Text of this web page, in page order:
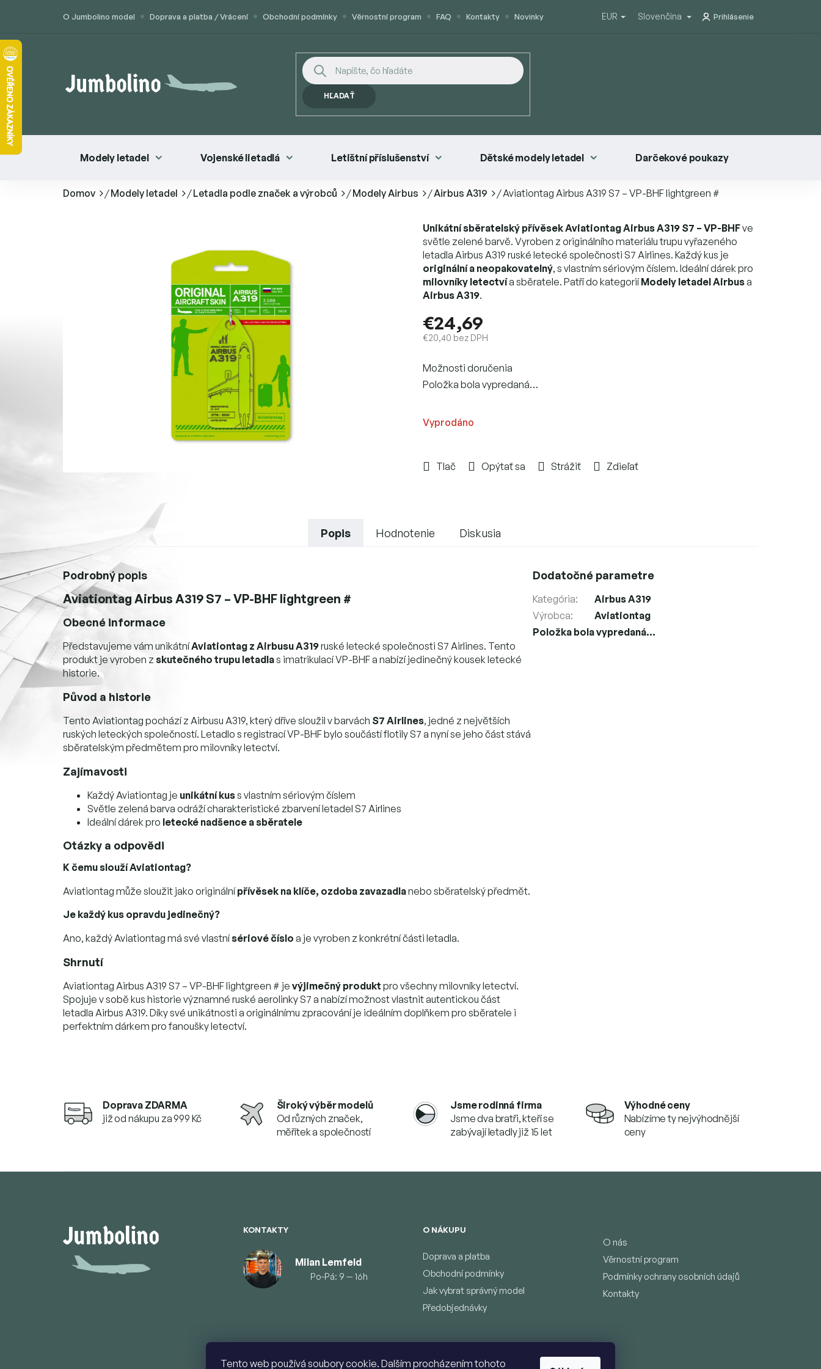
Tento web používá soubory cookie. Dalším procházením tohoto
O Jumbolino model Doprava a platba / Vrácení Obchodní podmínky Věrnostní program FAQ Kontakty Novinky EUR Slovenčina Prihlásenie
HĽADAŤ
Modely letadel Vojenské lietadlá Letištní příslušenství Dětské modely letadel Darčekové poukazy
Domov /Modely letadel /Letadla podle značek a výrobců /Modely Airbus /Airbus A319 /Aviationtag Airbus A319 S7 – VP-BHF lightgreen #
€24,69
€20,40 bez DPH
cena:
Vyprodáno
Možnosti doručenia
Položka bola vypredaná…
Unikátní sběratelský přívěsek Aviationtag Airbus A319 S7 – VP-BHFve
světle zelené barvě. Vyroben z originálního materiálu trupu vyřazeného
letadla Airbus A319 ruské letecké společnosti S7 Airlines. Každý kus je
originální a neopakovatelný, s vlastním sériovým číslem. Ideální dárek pro
milovníky letectvía sběratele. Patří do kategoriíModely letadel Airbusa
Airbus A319.
Tlač Opýtať sa Strážiť Zdieľať
Doprava ZDARMA
již od nákupu za 999 Kč
Široký výběr modelů
Od různých značek,
měřítek a společností
Jsme rodinná firma
Jsme dva bratři, kteří se
zabývají letadly již 15 let
Výhodné ceny
Nabízíme ty nejvýhodnější
ceny
Popis Hodnotenie Diskusia
Podrobný popis
Aviationtag Airbus A319 S7 – VP-BHF lightgreen #
Obecné informace
Představujeme vám unikátníAviationtag z Airbusu A319ruské letecké společnosti S7 Airlines. Tento
produkt je vyroben z skutečného trupu letadlas imatrikulací VP-BHF a nabízí jedinečný kousek letecké
historie.
Původ a historie
Tento Aviationtag pochází z Airbusu A319, který dříve sloužil v barvách S7 Airlines, jedné z největších
ruských leteckých společností. Letadlo s registrací VP-BHF bylo součástí flotily S7 a nyní se jeho část stává
sběratelským předmětem pro milovníky letectví.
Zajímavosti
Každý Aviationtag je unikátní kuss vlastním sériovým číslem
Světle zelená barva odráží charakteristické zbarvení letadel S7 Airlines
Ideální dárek pro letecké nadšence a sběratele
Otázky a odpovědi
K čemu slouží Aviationtag?
Aviationtag může sloužit jako originálnípřívěsek na klíče, ozdoba zavazadlanebo sběratelský předmět.
Je každý kus opravdu jedinečný?
Ano, každý Aviationtag má své vlastnísériové číslo a je vyroben z konkrétní části letadla.
Shrnutí
Aviationtag Airbus A319 S7 – VP-BHF lightgreen # je výjimečný produkt pro všechny milovníky letectví.
Spojuje v sobě kus historie významné ruské aerolinky S7 a nabízí možnost vlastnit autentickou část
letadla Airbus A319. Díky své unikátnosti a originálnímu zpracování je ideálním doplňkem pro sběratele i
perfektním dárkem pro fanoušky letectví.
Dodatočné parametre
Kategória:
Airbus A319
Výrobca:
Aviationtag
Položka bola vypredaná…
KONTAKTY
Milan Lemfeld
Po-Pá: 9 — 16h
O NÁKUPU
Doprava a platba
Obchodní podmínky
Jak vybrat správný model
Předobjednávky
O nás
Věrnostní program
Podmínky ochrany osobních údajů
Kontakty